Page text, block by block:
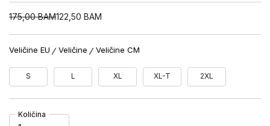
175,00 BAM122,50 BAM
Veličine EU Veličine Veličine CM
S L XL XL-T 2XL
Količina